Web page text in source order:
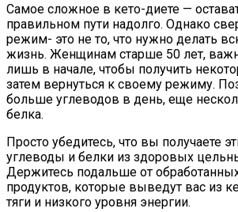
Самое сложное в кето-диете —
правильном пути надолго. Однако
режим- это не то, что нужно делать
жизнь. Женщинам старше 50 лет,
лишь в начале, чтобы получить
затем вернуться к своему режиму.
больше углеводов в день, еще
белка.
Просто убедитесь, что вы получаете
углеводы и белки из здоровых
Держитесь подальше от
продуктов, которые выведут вас из
тяги и низкого уровня энергии.